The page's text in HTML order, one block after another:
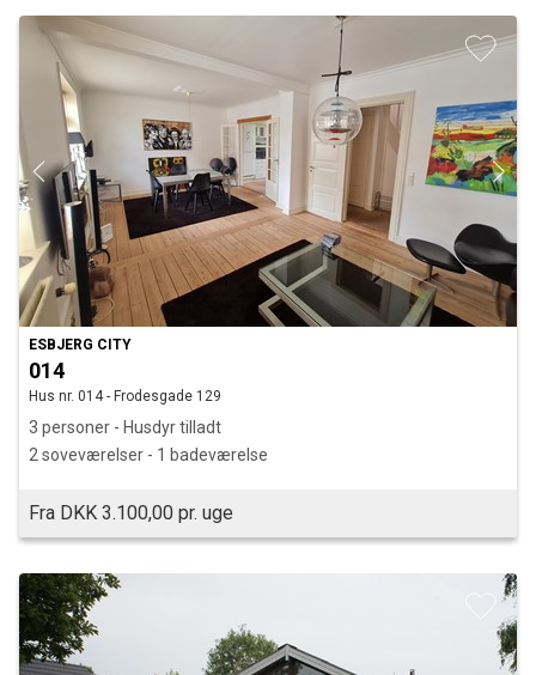
ESBJERG CITY
014
Hus nr. 014 - Frodesgade 129
3 personer - Husdyr tilladt
2 soveværelser - 1 badeværelse
Fra DKK 3.100,00 pr. uge